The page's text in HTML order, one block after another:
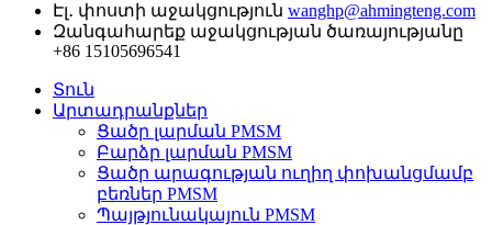
Էլ․ փոստի աջակցություն wanghp@ahmingteng.com
Զանգահարեք աջակցության ծառայությանը
+86 15105696541
Տուն
Արտադրանքներ
Ցածր լարման PMSM
Բարձր լարման PMSM
Ցածր արագության ուղիղ փոխանցմամբ
բեռներ PMSM
Պայթյունակայուն PMSM